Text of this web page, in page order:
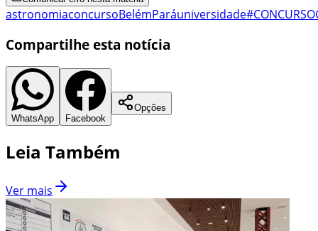
astronomiaconcursoBelémParáuniversidade#CONCURSO
Compartilhe esta notícia
WhatsApp Facebook
Opções
Leia Também
Ver mais